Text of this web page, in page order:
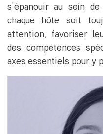
s’épanouir au sein
chaque hôte soit
attention, favoriser
des compétences
axes essentiels pour y